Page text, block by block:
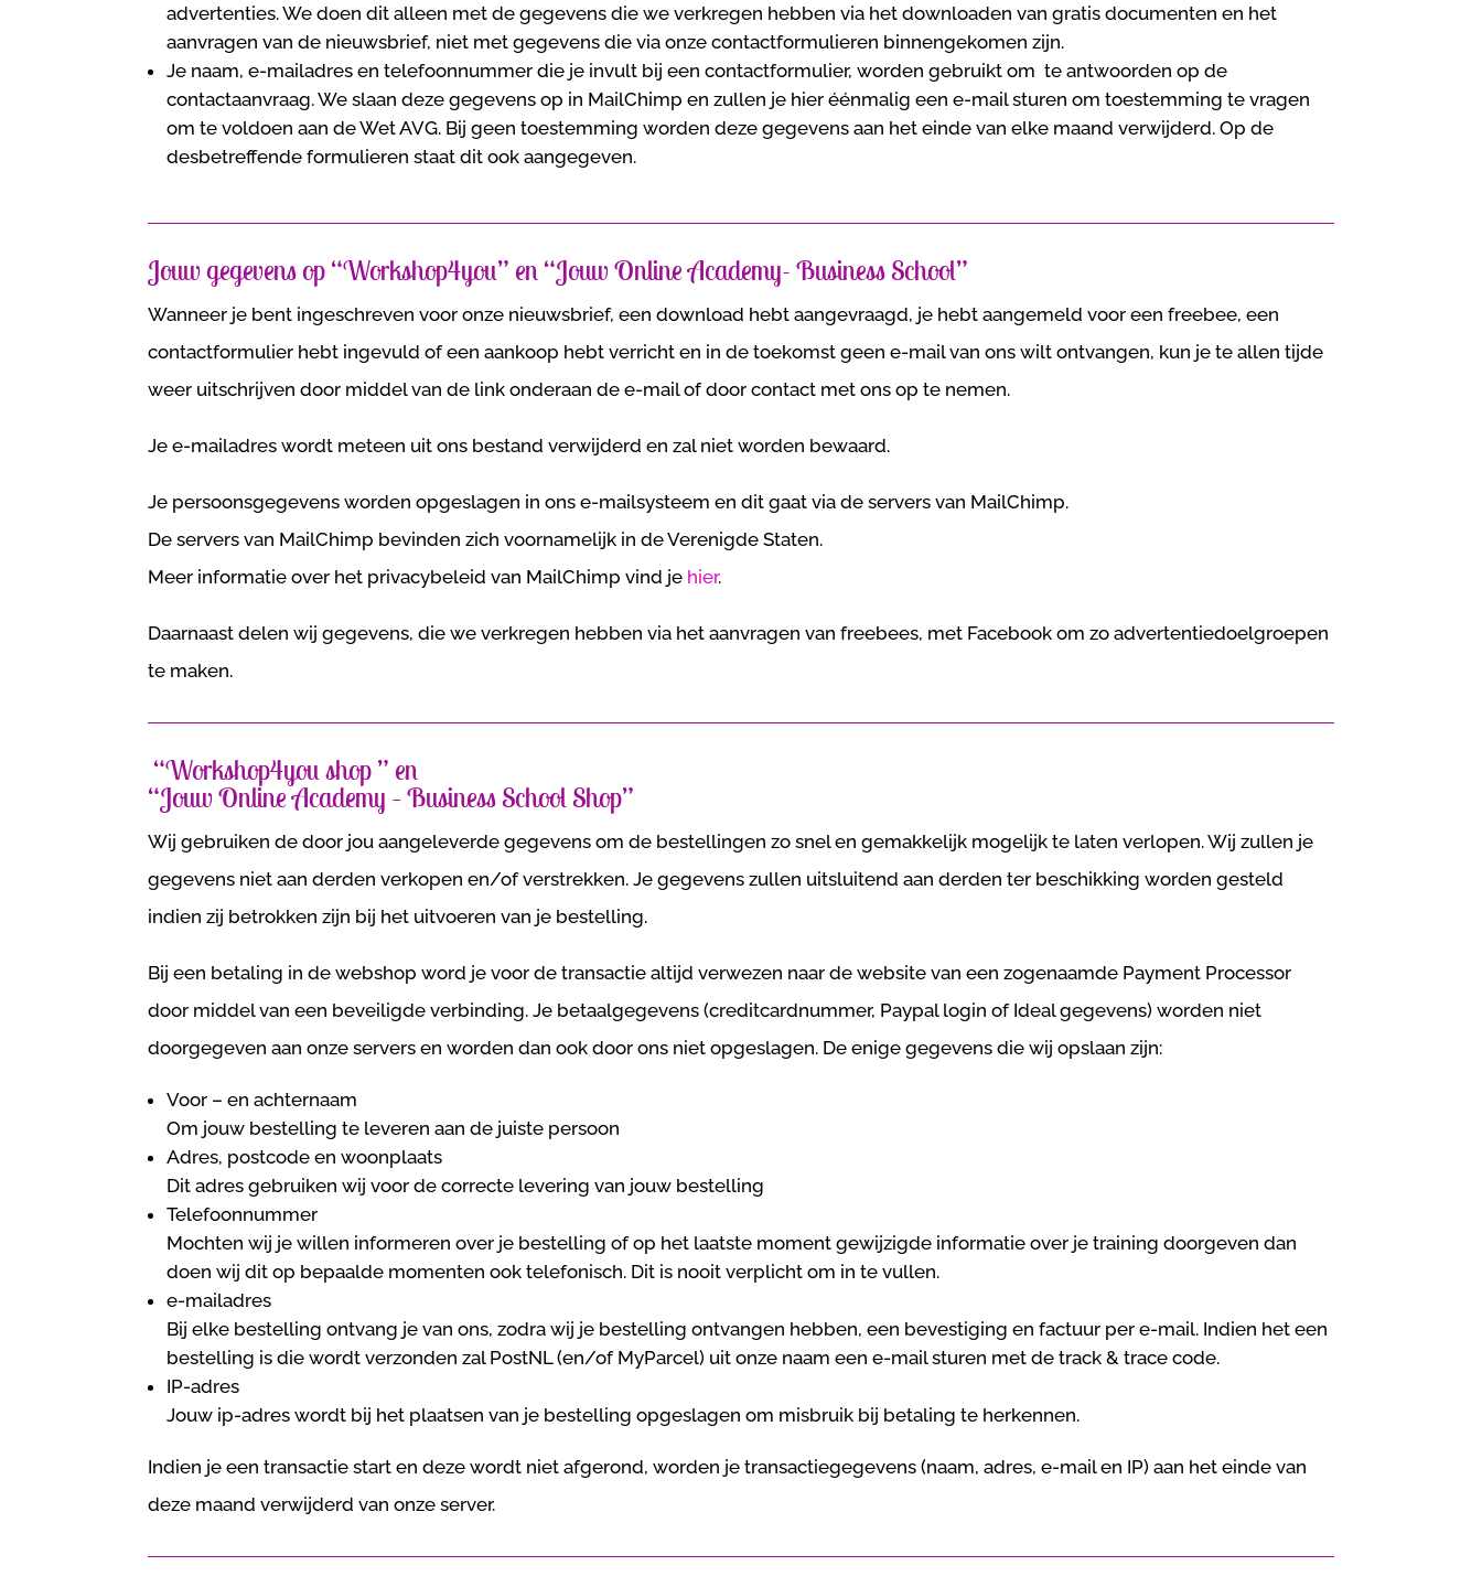
advertenties. We doen dit alleen met de gegevens die we verkregen hebben via het downloaden van gratis documenten en het
aanvragen van de nieuwsbrief, niet met gegevens die via onze contactformulieren binnengekomen zijn.
Je naam, e-mailadres en telefoonnummer die je invult bij een contactformulier, worden gebruikt om te antwoorden op de
contactaanvraag. We slaan deze gegevens op in MailChimp en zullen je hier éénmalig een e-mail sturen om toestemming te vragen
om te voldoen aan de Wet AVG. Bij geen toestemming worden deze gegevens aan het einde van elke maand verwijderd. Op de
desbetreffende formulieren staat dit ook aangegeven.
Jouw gegevens op “Workshop4you” en “Jouw Online Academy- Business School”
Wanneer je bent ingeschreven voor onze nieuwsbrief, een download hebt aangevraagd, je hebt aangemeld voor een freebee, een
contactformulier hebt ingevuld of een aankoop hebt verricht en in de toekomst geen e-mail van ons wilt ontvangen, kun je te allen tijde
weer uitschrijven door middel van de link onderaan de e-mail of door contact met ons op te nemen.
Je e-mailadres wordt meteen uit ons bestand verwijderd en zal niet worden bewaard.
Je persoonsgegevens worden opgeslagen in ons e-mailsysteem en dit gaat via de servers van MailChimp.
De servers van MailChimp bevinden zich voornamelijk in de Verenigde Staten.
Meer informatie over het privacybeleid van MailChimp vind je hier.
Daarnaast delen wij gegevens, die we verkregen hebben via het aanvragen van freebees, met Facebook om zo advertentiedoelgroepen
te maken.
“Workshop4you shop ” en
“Jouw Online Academy – Business School Shop”
Wij gebruiken de door jou aangeleverde gegevens om de bestellingen zo snel en gemakkelijk mogelijk te laten verlopen. Wij zullen je
gegevens niet aan derden verkopen en/of verstrekken. Je gegevens zullen uitsluitend aan derden ter beschikking worden gesteld
indien zij betrokken zijn bij het uitvoeren van je bestelling.
Bij een betaling in de webshop word je voor de transactie altijd verwezen naar de website van een zogenaamde Payment Processor
door middel van een beveiligde verbinding. Je betaalgegevens (creditcardnummer, Paypal login of Ideal gegevens) worden niet
doorgegeven aan onze servers en worden dan ook door ons niet opgeslagen. De enige gegevens die wij opslaan zijn:
Voor – en achternaam
Om jouw bestelling te leveren aan de juiste persoon
Adres, postcode en woonplaats
Dit adres gebruiken wij voor de correcte levering van jouw bestelling
Telefoonnummer
Mochten wij je willen informeren over je bestelling of op het laatste moment gewijzigde informatie over je training doorgeven dan
doen wij dit op bepaalde momenten ook telefonisch. Dit is nooit verplicht om in te vullen.
e-mailadres
Bij elke bestelling ontvang je van ons, zodra wij je bestelling ontvangen hebben, een bevestiging en factuur per e-mail. Indien het een
bestelling is die wordt verzonden zal PostNL (en/of MyParcel) uit onze naam een e-mail sturen met de track & trace code.
IP-adres
Jouw ip-adres wordt bij het plaatsen van je bestelling opgeslagen om misbruik bij betaling te herkennen.
Indien je een transactie start en deze wordt niet afgerond, worden je transactiegegevens (naam, adres, e-mail en IP) aan het einde van
deze maand verwijderd van onze server.